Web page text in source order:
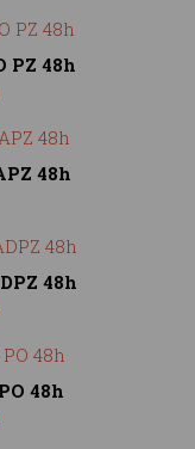
PZ 48h
48h
48h
48h